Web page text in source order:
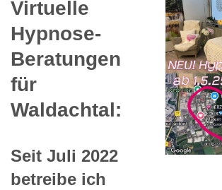
Virtuelle
Hypnose-
Beratungen
für
Waldachtal:
Seit Juli 2022
betreibe ich